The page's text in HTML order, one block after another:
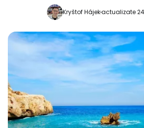
Kryštof Hájekactualizate
Continuați cu
Continuați cu e-